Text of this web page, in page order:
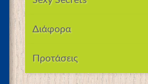
Διάφορα
Προτάσεις